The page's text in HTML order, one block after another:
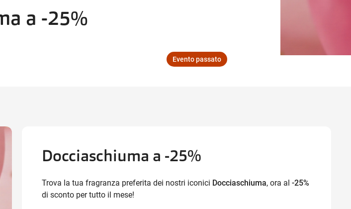
domenica
DOMENICA
a -25%
Evento passato
Docciaschiuma a -25%
Trova la tua fragranza preferita dei nostri iconici Docciaschiuma, ora al -25%
di sconto per tutto il mese!